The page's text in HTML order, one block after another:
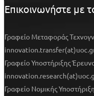
Επικοινωνήστε με
Γραφείο Μεταφοράς
Γραφείο Υποστήριξης
Γραφείο Νομικής